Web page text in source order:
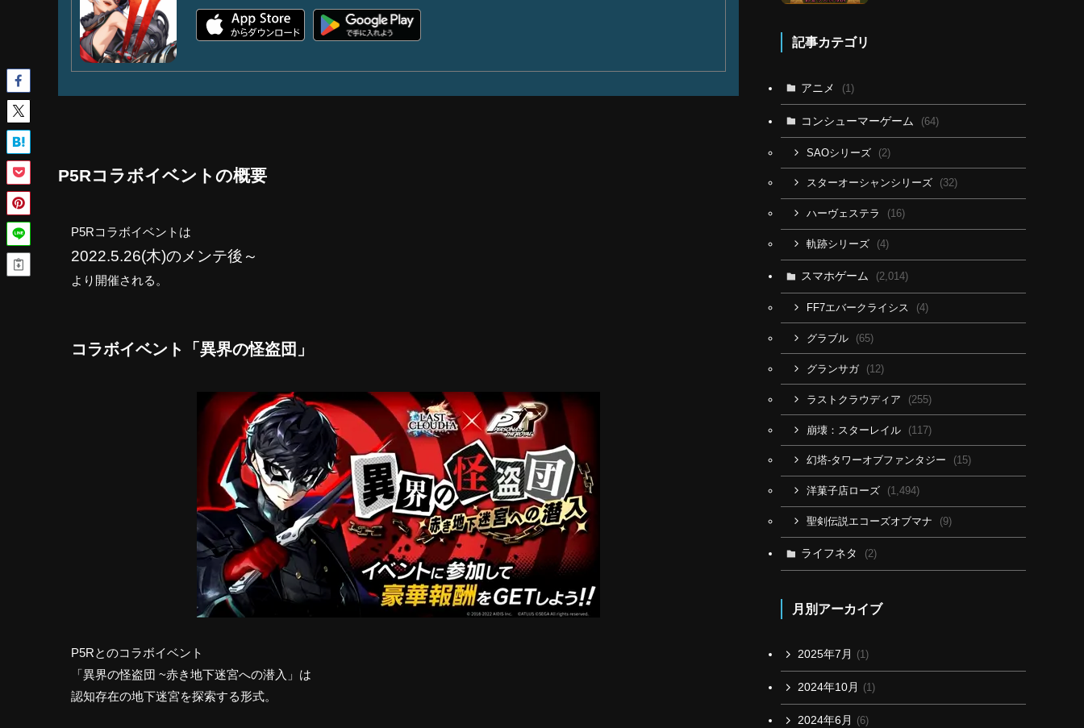
P5Rコラボイベントの概要
P5Rコラボイベントは
2022.5.26(木)のメンテ後～
より開催される。
コラボイベント「異界の怪盗団」
P5Rとのコラボイベント
「異界の怪盗団 ~赤き地下迷宮への潜入」は
認知存在の地下迷宮を探索する形式。
記事カテゴリ
アニメ (1)
コンシューマーゲーム (64)
SAOシリーズ (2)
スターオーシャンシリーズ (32)
ハーヴェステラ (16)
軌跡シリーズ (4)
スマホゲーム (2,014)
FF7エバークライシス (4)
グラブル (65)
グランサガ (12)
ラストクラウディア (255)
崩壊：スターレイル (117)
幻塔-タワーオブファンタジー (15)
洋菓子店ローズ (1,494)
聖剣伝説エコーズオブマナ (9)
ライフネタ (2)
月別アーカイブ
2025年7月 (1)
2024年10月 (1)
2024年6月 (6)